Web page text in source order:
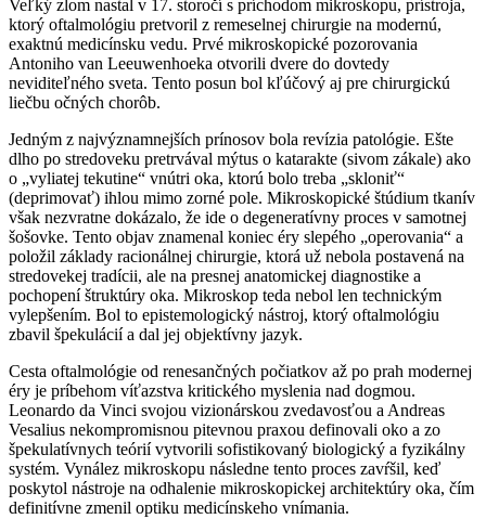
Veľký zlom nastal v 17. storočí s príchodom mikroskopu, prístroja,
ktorý oftalmológiu pretvoril z remeselnej chirurgie na modernú,
exaktnú medicínsku vedu. Prvé mikroskopické pozorovania
Antoniho van Leeuwenhoeka otvorili dvere do dovtedy
neviditeľného sveta. Tento posun bol kľúčový aj pre chirurgickú
liečbu očných chorôb.
Jedným z najvýznamnejších prínosov bola revízia patológie. Ešte
dlho po stredoveku pretrvával mýtus o katarakte (sivom zákale) ako
o „vyliatej tekutine“ vnútri oka, ktorú bolo treba „skloniť“
(deprimovať) ihlou mimo zorné pole. Mikroskopické štúdium tkanív
však nezvratne dokázalo, že ide o degeneratívny proces v samotnej
šošovke. Tento objav znamenal koniec éry slepého „operovania“ a
položil základy racionálnej chirurgie, ktorá už nebola postavená na
stredovekej tradícii, ale na presnej anatomickej diagnostike a
pochopení štruktúry oka. Mikroskop teda nebol len technickým
vylepšením. Bol to epistemologický nástroj, ktorý oftalmológiu
zbavil špekulácií a dal jej objektívny jazyk.
Cesta oftalmológie od renesančných počiatkov až po prah modernej
éry je príbehom víťazstva kritického myslenia nad dogmou.
Leonardo da Vinci svojou vizionárskou zvedavosťou a Andreas
Vesalius nekompromisnou pitevnou praxou definovali oko a zo
špekulatívnych teórií vytvorili sofistikovaný biologický a fyzikálny
systém. Vynález mikroskopu následne tento proces zavŕšil, keď
poskytol nástroje na odhalenie mikroskopickej architektúry oka, čím
definitívne zmenil optiku medicínskeho vnímania.